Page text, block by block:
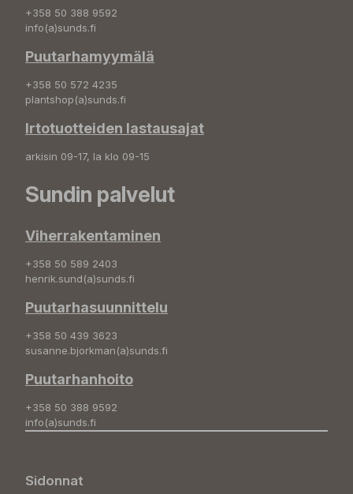
+358 50 388 9592
info(a)sunds.fi
Puutarhamyymälä
+358 50 572 4235
plantshop(a)sunds.fi
Irtotuotteiden lastausajat
arkisin 09-17, la klo 09-15
Sundin palvelut
Viherrakentaminen
+358 50 589 2403
henrik.sund(a)sunds.fi
Puutarhasuunnittelu
+358 50 439 3623
susanne.bjorkman(a)sunds.fi
Puutarhanhoito
+358 50 388 9592
info(a)sunds.fi
Sidonnat